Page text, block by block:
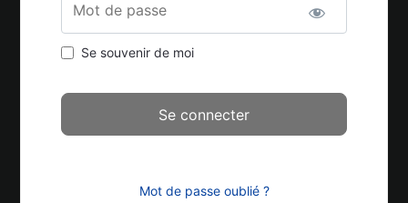
Mot de passe
Se souvenir de moi
Mot de passe oublié ?